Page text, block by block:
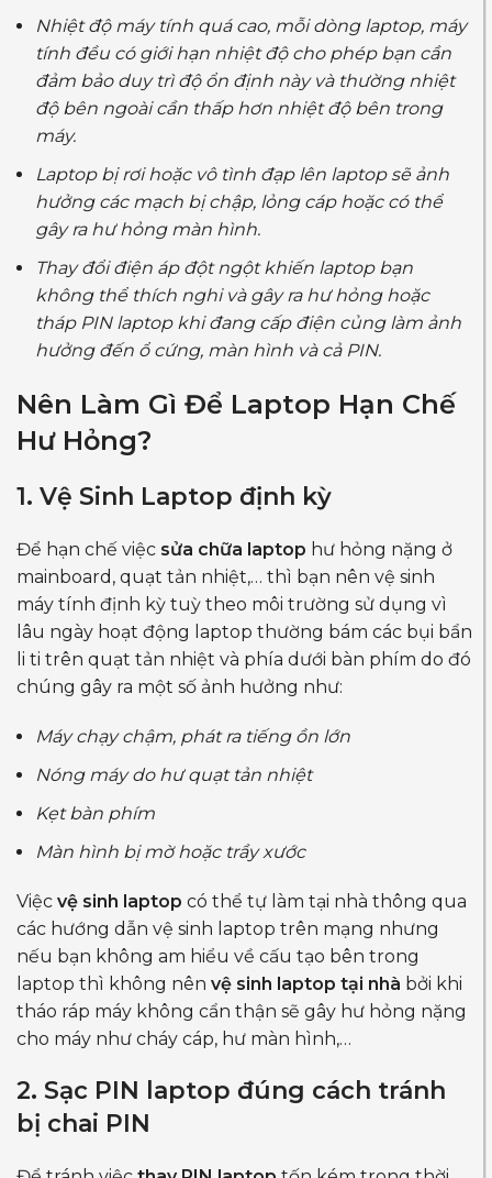
Nhiệt độ máy tính quá cao, mỗi dòng laptop, máy
tính đều có giới hạn nhiệt độ cho phép bạn cần
đảm bảo duy trì độ ổn định này và thường nhiệt
độ bên ngoài cần thấp hơn nhiệt độ bên trong
máy.
Laptop bị rơi hoặc vô tình đạp lên laptop sẽ ảnh
hưởng các mạch bị chập, lỏng cáp hoặc có thể
gây ra hư hỏng màn hình.
Thay đổi điện áp đột ngột khiến laptop bạn
không thể thích nghi và gây ra hư hỏng hoặc
tháp PIN laptop khi đang cấp điện củng làm ảnh
hưởng đến ổ cứng, màn hình và cả PIN.
Nên Làm Gì Để Laptop Hạn Chế
Hư Hỏng?
1. Vệ Sinh Laptop định kỳ
Để hạn chế việc sửa chữa laptop hư hỏng nặng ở
mainboard, quạt tản nhiệt,… thì bạn nên vệ sinh
máy tính định kỳ tuỳ theo môi trường sử dụng vì
lâu ngày hoạt động laptop thường bám các bụi bẩn
li ti trên quạt tản nhiệt và phía dưới bàn phím do đó
chúng gây ra một số ảnh hưởng như:
Máy chạy chậm, phát ra tiếng ồn lớn
Nóng máy do hư quạt tản nhiệt
Kẹt bàn phím
Màn hình bị mờ hoặc trầy xước
Việc vệ sinh laptop có thể tự làm tại nhà thông qua
các hướng dẫn vệ sinh laptop trên mạng nhưng
nếu bạn không am hiểu về cấu tạo bên trong
laptop thì không nên vệ sinh laptop tại nhà bởi khi
tháo ráp máy không cẩn thận sẽ gây hư hỏng nặng
cho máy như cháy cáp, hư màn hình,…
2. Sạc PIN laptop đúng cách tránh
bị chai PIN